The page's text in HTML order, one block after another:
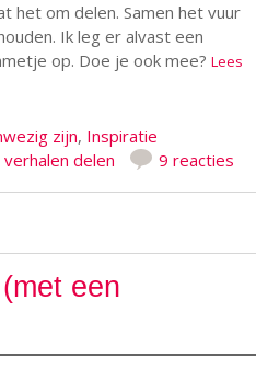
het om delen. Samen het vuur
Ik leg er alvast een
op. Doe je ook mee?Lees
zijn, Inspiratie
verhalen delen 9 reacties
een